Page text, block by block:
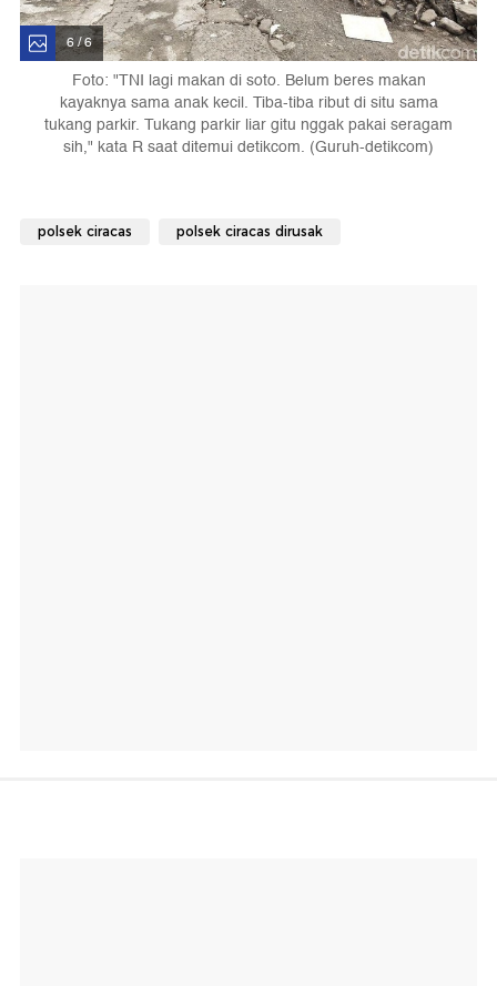
6 / 6
Foto: "TNI lagi makan di soto. Belum beres makan
kayaknya sama anak kecil. Tiba-tiba ribut di situ sama
tukang parkir. Tukang parkir liar gitu nggak pakai seragam
sih," kata R saat ditemui detikcom. (Guruh-detikcom)
polsek ciracas polsek ciracas dirusak